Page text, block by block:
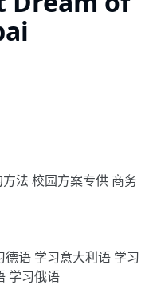
法 校园方案专供 商务
德语 学习意大利语 学习
学习俄语